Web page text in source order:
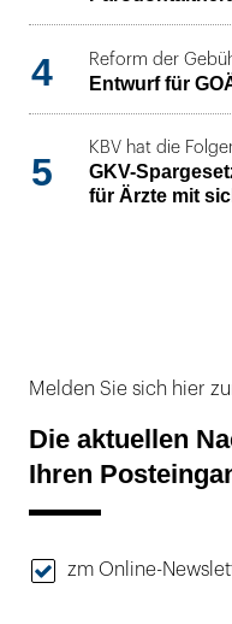
4 Reform der
Entwurf für
5
KBV hat die
GKV-
für Ärzte mit
Melden Sie sich hier
Die aktuellen
Ihren
zm Online-